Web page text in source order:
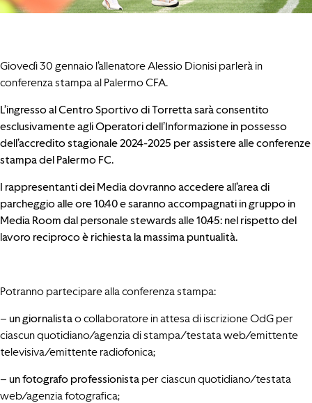
Giovedì 30 gennaio l’allenatore Alessio Dionisi parlerà in
conferenza stampa al Palermo CFA.
L’ingresso al Centro Sportivo di Torretta sarà consentito
esclusivamente agli Operatori dell’Informazione in possesso
dell’accredito stagionale 2024-2025 per assistere alle conferenze
stampa del Palermo FC.
I rappresentanti dei Media dovranno accedere all’area di
parcheggio alle ore 10.40 e saranno accompagnati in gruppo in
Media Room dal personale stewards alle 10.45: nel rispetto del
lavoro reciproco è richiesta la massima puntualità.
Potranno partecipare alla conferenza stampa:
– un giornalistao collaboratore in attesa di iscrizione OdG per
ciascun quotidiano/agenzia di stampa/testata web/emittente
televisiva/emittente radiofonica;
– un fotografo professionista per ciascun quotidiano/testata
web/agenzia fotografica;